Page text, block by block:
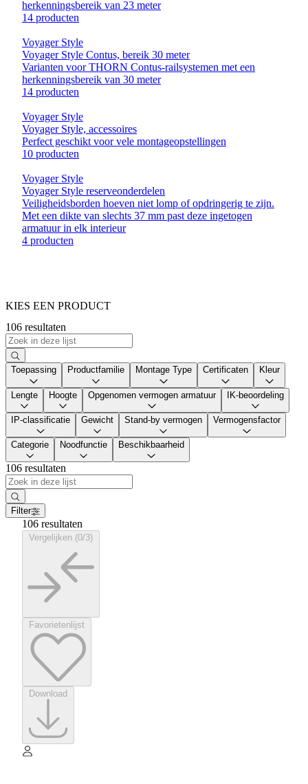
herkenningsbereik van 23 meter
14 producten
Voyager Style
Voyager Style Contus, bereik 30 meter
Varianten voor THORN Contus-railsystemen met een
herkenningsbereik van 30 meter
14 producten
Voyager Style
Voyager Style, accessoires
Perfect geschikt voor vele montageopstellingen
10 producten
Voyager Style
Voyager Style reserveonderdelen
Veiligheidsborden hoeven niet lomp of opdringerig te zijn.
Met een dikte van slechts 37 mm past deze ingetogen
armatuur in elk interieur
4 producten
KIES EEN PRODUCT
106 resultaten
Toepassing Productfamilie Montage Type Certificaten Kleur
Lengte Hoogte Opgenomen vermogen armatuur IK-beoordeling
IP-classificatie Gewicht Stand-by vermogen Vermogensfactor
Categorie Noodfunctie Beschikbaarheid
106 resultaten
Filter
106 resultaten